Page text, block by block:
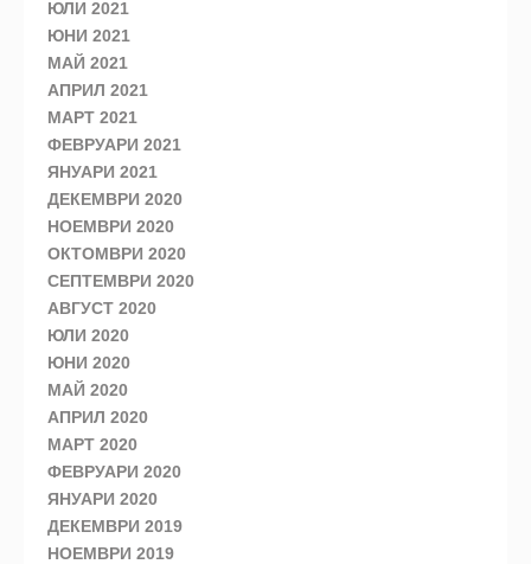
ЮЛИ 2021
ЮНИ 2021
МАЙ 2021
АПРИЛ 2021
МАРТ 2021
ФЕВРУАРИ 2021
ЯНУАРИ 2021
ДЕКЕМВРИ 2020
НОЕМВРИ 2020
ОКТОМВРИ 2020
СЕПТЕМВРИ 2020
АВГУСТ 2020
ЮЛИ 2020
ЮНИ 2020
МАЙ 2020
АПРИЛ 2020
МАРТ 2020
ФЕВРУАРИ 2020
ЯНУАРИ 2020
ДЕКЕМВРИ 2019
НОЕМВРИ 2019